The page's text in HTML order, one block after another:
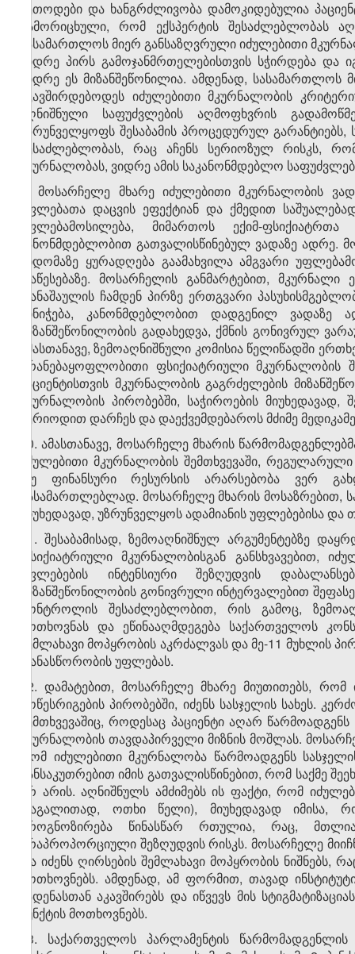
მეთოდები და ხანგრძლივობა დამოკიდებულია
გამორიცხული, რომ ექსპერტის შესაძლებლობას
სასამართლოს მიერ განსაზღვრული იძულებითი
ვიდრე პირს გამოჯანმრთელებისთვის სჭირდება და
ვიდრე ეს მიზანშეწონილია. ამდენად,
უკავშირდებოდეს იძულებითი მკურნალობის
აღნიშნული საფუძვლების აღმოფხვრის
უზრუნველყოფს შესაბამის პროცედურულ
შესაძლებლობას, რაც აჩენს სერიოზულ რისკს,
მკურნალობას, ვიდრე ამის საკანონმდებლო
9. მოსარჩელე მხარე იძულებითი მკურნალობის
უფლებათა დაცვის ეფექტიან და ქმედით
უფლებამოსილება, მიმართოს ექიმ-
კანონმდებლობით გათვალისწინებულ ვადაზე ადრე.
სხდომაზე ყურადღება გაამახვილა ამგვარი
დაწესებაზე. მოსარჩელის განმარტებით,
დანაშაულის ჩამდენ პირზე ერთგვარი
მინიჭება, კანონმდებლობით დადგენილ ვადაზე
მიზანშეწონილობის გადახედვა, ქმნის გონივრულ
ამასთანავე, ზემოაღნიშნული კომისია წელიწადში
არანებაყოფლობითი ფსიქიატრიული მკურნალობის
პაციენტისთვის მკურნალობის გაგრძელების
მკურნალობის პირობებში, საჭიროების
პერიოდით დარჩეს და დაექვემდებაროს მძიმე
10. ამასთანავე, მოსარჩელე მხარის
იძულებითი მკურნალობის შემთხვევაში,
თუ ფინანსური რესურსის არარსებობა ვერ
გასამართლებლად. მოსარჩელე მხარის მოსაზრებით,
მიუხედავად, უზრუნველყოს ადამიანის უფლებებისა და
11. შესაბამისად, ზემოაღნიშნულ არგუმენტებზე
ფსიქიატრიული მკურნალობისგან განსხვავებით,
უფლებების ინტენსიური შეზღუდვის
მიზანშეწონილობის გონივრული ინტერვალებით
კონტროლის შესაძლებლობით, რის გამოც,
მოთხოვნას და ეწინააღმდეგება საქართველოს
შემლახავი მოპყრობის აკრძალვას და მე-11 მუხლის
თანასწორობის უფლებას.
12. დამატებით, მოსარჩელე მხარე მიუთითებს,
მოწესრიგების პირობებში, იძენს სასჯელის სახეს.
შემთხვევაშიც, როდესაც პაციენტი აღარ
მკურნალობის თავდაპირველი მიზნის მოშლას.
რომ იძულებითი მკურნალობა წარმოადგენს
განსაკუთრებით იმის გათვალისწინებით, რომ საქმე
არ არის. აღნიშნულს ამძიმებს ის ფაქტი, რომ
(მაგალითად, ოთხი წელი), მიუხედავად
პროგნოზირება წინასწარ რთულია, რაც,
არაპროპორციული შეზღუდვის რისკს. მოსარჩელე
და იძენს ღირსების შემლახავი მოპყრობის ნიშნებს,
მოთხოვნებს. ამდენად, ამ ფორმით, თავად
ჩადენასთან აკავშირებს და იწვევს მის
პუნქტის მოთხოვნებს.
13. საქართველოს პარლამენტის